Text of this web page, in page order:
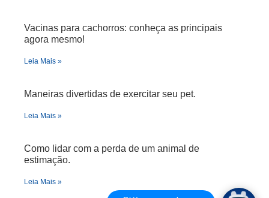
Vacinas para cachorros: conheça as principais
agora mesmo!
Leia Mais »
Maneiras divertidas de exercitar seu pet.
Leia Mais »
Como lidar com a perda de um animal de
estimação.
Leia Mais »